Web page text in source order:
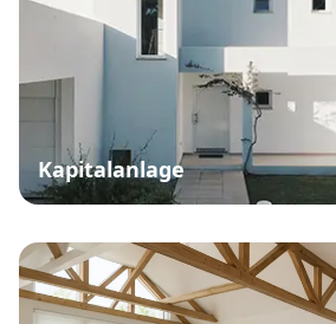
Eigentumswohnung Kaufen